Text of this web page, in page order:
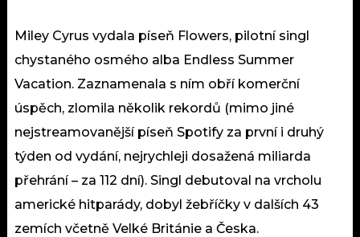
Miley Cyrus vydala píseň Flowers, pilotní singl
chystaného osmého alba Endless Summer
Vacation. Zaznamenala s ním obří komerční
úspěch, zlomila několik rekordů (mimo jiné
nejstreamovanější píseň Spotify za první i druhý
týden od vydání, nejrychleji dosažená miliarda
přehrání – za 112 dní). Singl debutoval na vrcholu
americké hitparády, dobyl žebříčky v dalších 43
zemích včetně Velké Británie a Česka.